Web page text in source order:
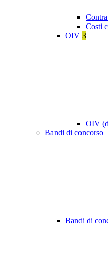
Costi
OIV 3
OIV
Bandi di concorso
Bandi di